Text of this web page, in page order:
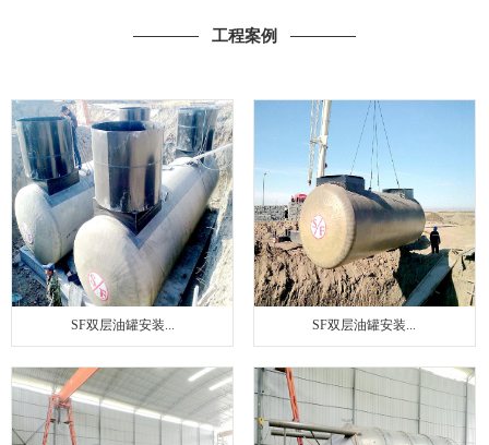
工程案例
SF双层油罐安装... SF双层油罐安装...